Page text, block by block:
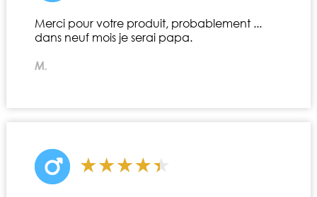
Merci pour votre produit, probablement ...
dans neuf mois je serai papa.
M.